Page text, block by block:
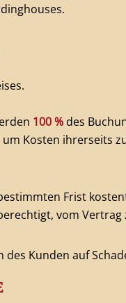
100 % des
Kosten ihrerseits
Frist
vom Vertrag
Kunden auf